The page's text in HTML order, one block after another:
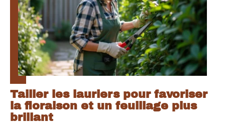
Tailler les lauriers pour favoriser
la floraison et un feuillage plus
brillant